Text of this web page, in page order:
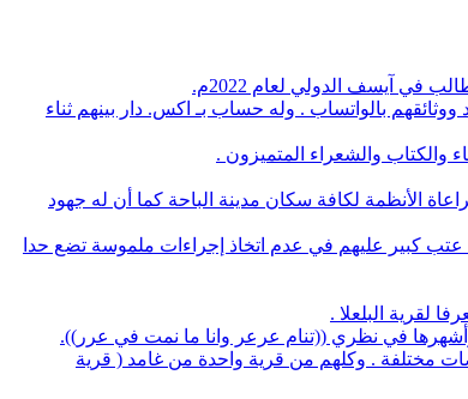
بالواتساب . وله حساب بـ اكس. دار بينهم ثناء
والكتاب والشعراء المتميزون .
الأنظمة لكافة سكان مدينة الباحة كما أن له جهود
كبير عليهم في عدم اتخاذ إجراءات ملموسة تضع حدا
وأشهرها في نظري ((تنام عرعر وانا ما نمت في عرر)).
أطباء و32 يحملون الدكتوراه في عدة تخصصات وعدد 14 استشاري طب و32 طبيب في تخصصات مختلفة . وكلهم من قرية واحدة من غامد ( قرية